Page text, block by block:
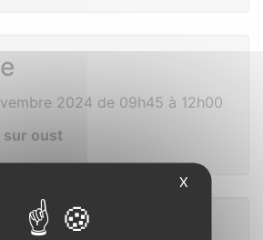
2024 de 09h45 à 12h00
sur oust
Noël avec
X